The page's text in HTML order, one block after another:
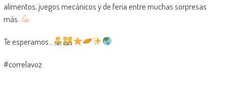
alimentos, juegos mecánicos y de feria entre muchas sorpresas
más.
Te esperamos…
#correlavoz